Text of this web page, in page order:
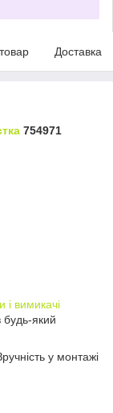
Доставка
754971
і вимикачі
будь-який
у монтажі